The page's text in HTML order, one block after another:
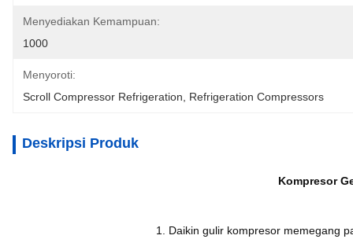
Menyediakan Kemampuan:
1000
Menyoroti:
Scroll Compressor Refrigeration
Refrigeration Compressors
Deskripsi Produk
Kompresor
1. Daikin gulir kompresor memegang